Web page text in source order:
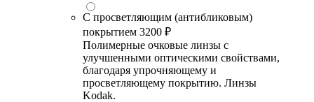
С просветляющим (антибликовым)
покрытием 3200 ₽
Полимерные очковые линзы с
улучшенными оптическими свойствами,
благодаря упрочняющему и
просветляющему покрытию. Линзы
Kodak.